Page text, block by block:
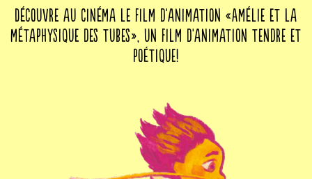
Découvre au cinéma le film d'animation «Amélie et la
métaphysique des tubes», un film d'animation tendre et
poétique!